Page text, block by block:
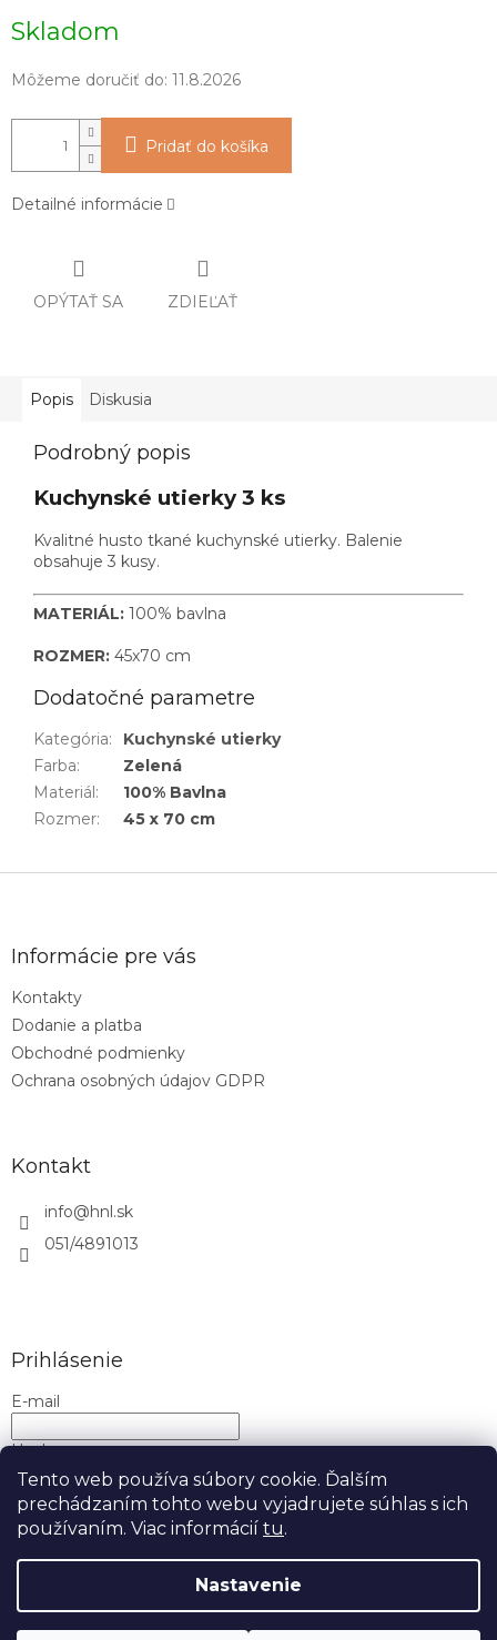
Tento web používa súbory cookie. Ďalším
prechádzaním tohto webu vyjadrujete súhlas s ich
používaním. Viac informácií tu.
Nastavenie
cena:
Skladom
Môžeme doručiť do: 11.8.2026
Pridať do košíka
Detailné informácie
OPÝTAŤ SA ZDIEĽAŤ
Popis Diskusia
Podrobný popis
Kuchynské utierky 3 ks
Kvalitné husto tkané kuchynské utierky. Balenie
obsahuje 3 kusy.
MATERIÁL: 100% bavlna
ROZMER: 45x70 cm
Dodatočné parametre
Kategória:
Kuchynské utierky
Farba:
Zelená
Materiál:
100% Bavlna
Rozmer: 45 x 70 cm
Informácie pre vás
Kontakty
Dodanie a platba
Obchodné podmienky
Ochrana osobných údajov GDPR
Kontakt
info@hnl.sk
051/4891013
Prihlásenie
E-mail
Heslo
PRIHLÁSIŤ SA
Nová registrácia Zabudnuté heslo
Copyright 2026H&L. Všetky práva vyhradené.Upraviť